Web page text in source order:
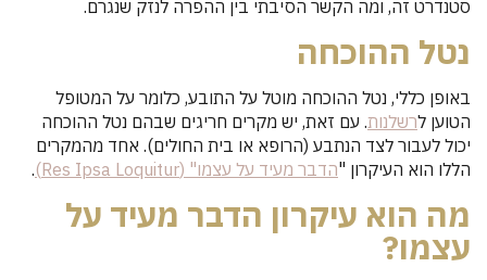
סטנדרט זה, ומה הקשר הסיבתי בין ההפרה לנזק שנגרם.
נטל ההוכחה
באופן כללי, נטל ההוכחה מוטל על התובע, כלומר על המטופל
הטוען לרשלנות. עם זאת, יש מקרים חריגים שבהם נטל ההוכחה
יכול לעבור לצד הנתבע (הרופא או בית החולים). אחד מהמקרים
הללו הוא העיקרון "הדבר מעיד על עצמו" (Res Ipsa Loquitur) .
מה הוא עיקרון הדבר מעיד על
עצמו?